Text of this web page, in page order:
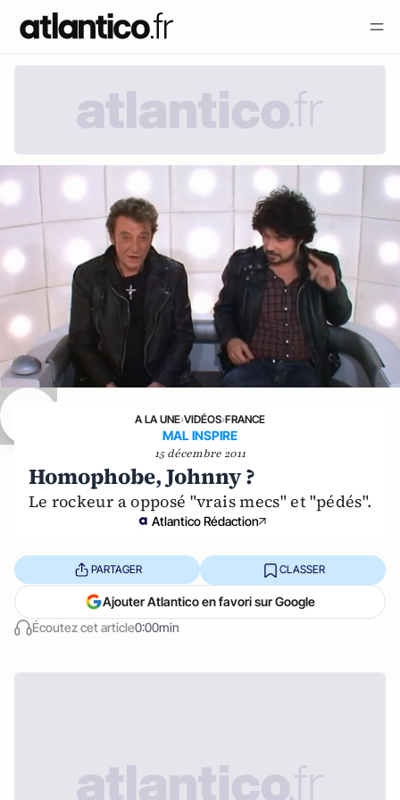
A LA UNE›VIDÉOS›FRANCE
MAL INSPIRE
15 décembre 2011
Homophobe, Johnny ?
Le rockeur a opposé "vrais mecs" et "pédés".
Atlantico Rédaction
Écoutez cet article0:00min
PARTAGER CLASSER
Ajouter Atlantico en favori sur Google